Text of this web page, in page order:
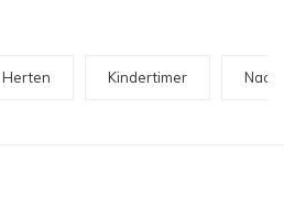
Herten Kindertimer